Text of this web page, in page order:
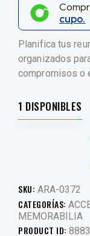
cupo.
Planifica tus
organizados
compromisos o
1 DISPONIBLES
SKU: ARA-0372
CATEGORÍAS:
MEMORABILIA
PRODUCT ID: